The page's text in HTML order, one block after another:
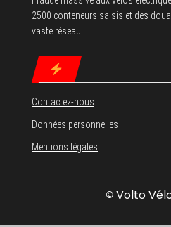
2500 conteneurs saisis et des
vaste réseau
Contactez-nous
Données personnelles
Mentions légales
©Volto